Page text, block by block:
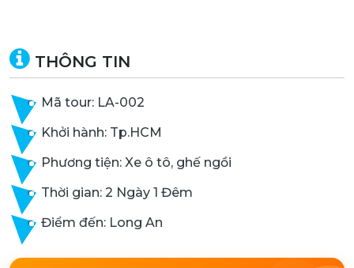
THÔNG TIN
Mã tour: LA-002
Khởi hành: Tp.HCM
Phương tiện: Xe ô tô, ghế ngồi
Thời gian: 2 Ngày 1 Đêm
Điểm đến: Long An